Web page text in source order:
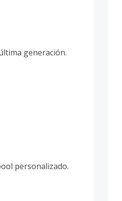
generación.
personalizado.